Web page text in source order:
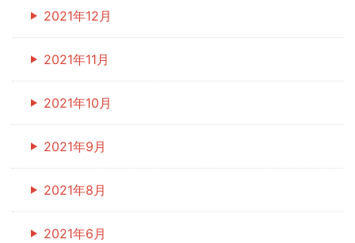
2021年12月
2021年11月
2021年10月
2021年9月
2021年8月
2021年6月